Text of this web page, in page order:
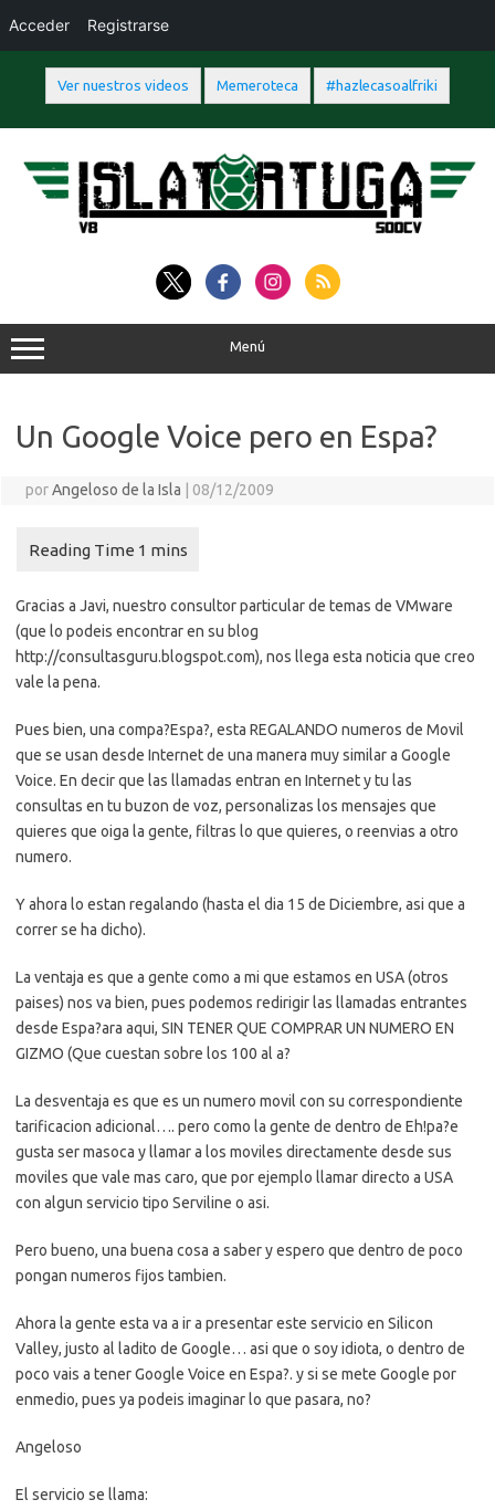
Ver nuestros videos Memeroteca #hazlecasoalfriki
contenido
Menú
Un Google Voice pero en Espa?
porAngeloso de la Isla 08/12/2009
Gracias a Javi, nuestro consultor particular de temas de VMware
(que lo podeis encontrar en su blog
http://consultasguru.blogspot.com), nos llega esta noticia que creo
vale la pena.
Pues bien, una compa?Espa?, esta REGALANDO numeros de Movil
que se usan desde Internet de una manera muy similar a Google
Voice. En decir que las llamadas entran en Internet y tu las
consultas en tu buzon de voz, personalizas los mensajes que
quieres que oiga la gente, filtras lo que quieres, o reenvias a otro
numero.
Y ahora lo estan regalando (hasta el dia 15 de Diciembre, asi que a
correr se ha dicho).
La ventaja es que a gente como a mi que estamos en USA (otros
paises) nos va bien, pues podemos redirigir las llamadas entrantes
desde Espa?ara aqui, SIN TENER QUE COMPRAR UN NUMERO EN
GIZMO (Que cuestan sobre los 100 al a?
La desventaja es que es un numero movil con su correspondiente
tarificacion adicional…. pero como la gente de dentro de Eh!pa?e
gusta ser masoca y llamar a los moviles directamente desde sus
moviles que vale mas caro, que por ejemplo llamar directo a USA
con algun servicio tipo Serviline o asi.
Pero bueno, una buena cosa a saber y espero que dentro de poco
pongan numeros fijos tambien.
Ahora la gente esta va a ir a presentar este servicio en Silicon
Valley, justo al ladito de Google… asi que o soy idiota, o dentro de
poco vais a tener Google Voice en Espa?. y si se mete Google por
enmedio, pues ya podeis imaginar lo que pasara, no?
Angeloso
El servicio se llama:
Acceder Registrarse